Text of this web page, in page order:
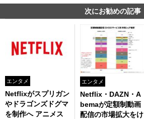
次にお勧めの記事
エンタメ
Netflixがスプリガン
やドラゴンズドグマ
を制作へ アニメス
エンタメ
Netflix・DAZN・A
bemaが定額制動画
配信の市場拡大をけ